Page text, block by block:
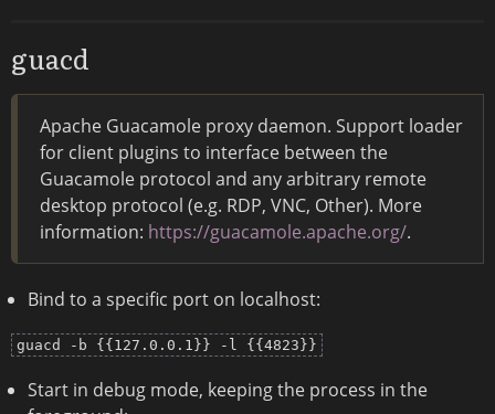
guacd
Apache Guacamole proxy daemon. Support loader
for client plugins to interface between the
Guacamole protocol and any arbitrary remote
desktop protocol (e.g. RDP, VNC, Other). More
information: https://guacamole.apache.org/.
Bind to a specific port on localhost:
guacd -b {{127.0.0.1}} -l {{4823}}
Start in debug mode, keeping the process in the